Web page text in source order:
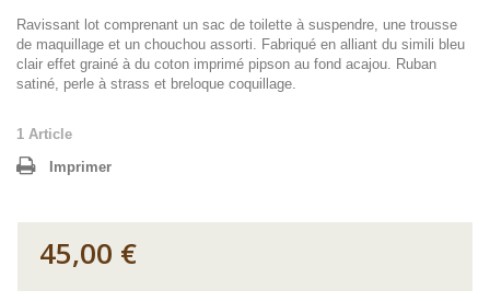
Ravissant lot comprenant un sac de toilette à suspendre, une trousse
de maquillage et un chouchou assorti. Fabriqué en alliant du simili bleu
clair effet grainé à du coton imprimé pipson au fond acajou. Ruban
satiné, perle à strass et breloque coquillage.
1 Article
Imprimer
45,00 €